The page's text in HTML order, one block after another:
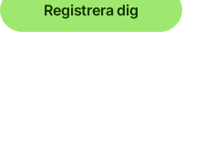
Registrera dig